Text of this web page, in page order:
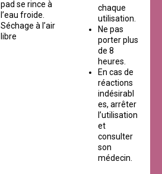
pad se rince à
l’eau froide.
Séchage à l’air
libre
chaque
utilisation.
Ne pas
porter plus
de 8
heures.
En cas de
réactions
indésirabl
es, arrêter
l’utilisation
et
consulter
son
médecin.